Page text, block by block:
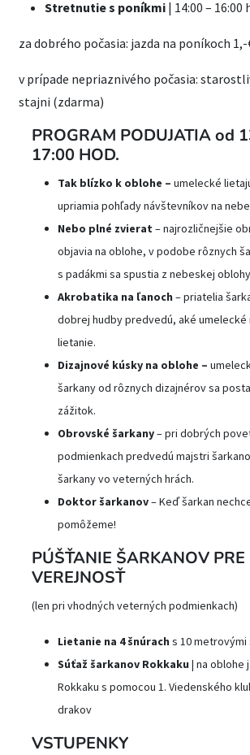
Stretnutie s poníkmi | 14:00 – 16:00
za dobrého počasia: jazda na poníkoch
v prípade nepriaznivého počasia:
stajni (zdarma)
PROGRAM PODUJATIA od
17:00 HOD.
Tak blízko k oblohe – umelecké
upriamia pohľady návštevníkov na
Nebo plné zvierat – najrozličnejšie
objavia na oblohe, v podobe rôznych
s padákmi sa spustia z nebeskej
Akrobatika na ľanoch – priatelia
dobrej hudby predvedú, aké
lietanie.
Dizajnové kúsky na oblohe –
šarkany od rôznych dizajnérov sa
zážitok.
Obrovské šarkany– pri dobrých
podmienkach predvedú majstri
šarkany vo veterných hrách.
Doktor šarkanov– Keď šarkan
pomôžeme!
PÚŠŤANIE ŠARKANOV PRE
VEREJNOSŤ
(len pri vhodných veterných podmienkach)
Lietanie na 4 šnúrach s 10 metrovými
Súťaž šarkanov Rokkaku | na oblohe
Rokkaku s pomocou 1. Viedenského
drakov
VSTUPENKY